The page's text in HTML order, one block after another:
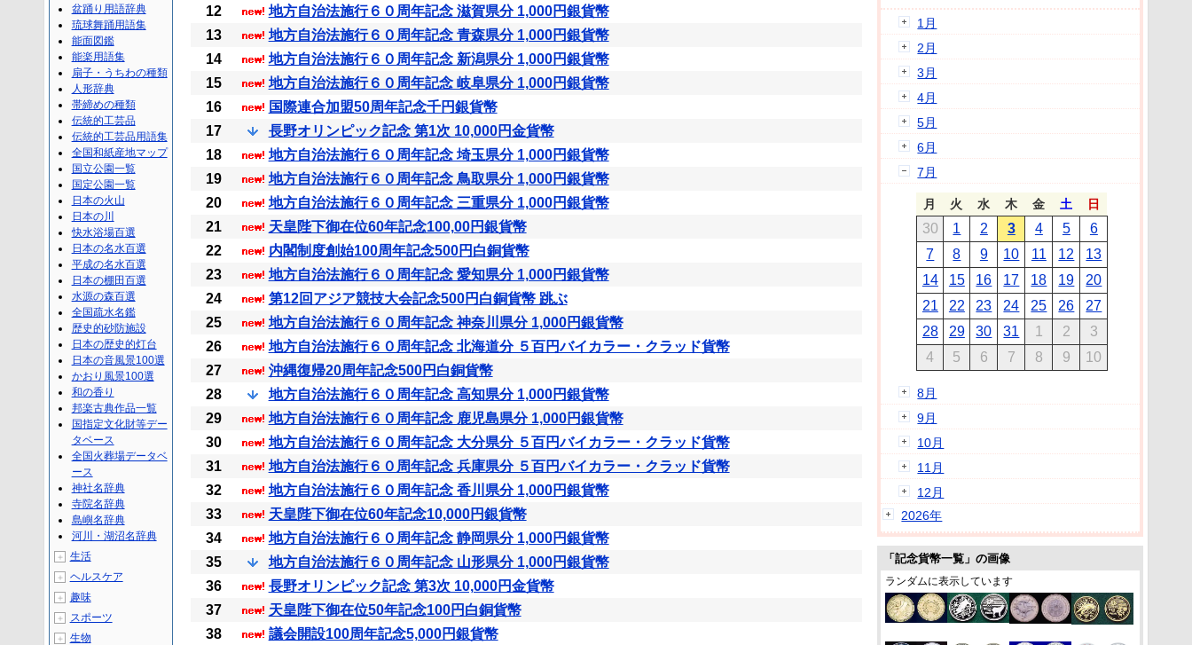
12
地方自治法施行６０周年記念 滋賀県分 1,000円銀貨幣
13
地方自治法施行６０周年記念 青森県分 1,000円銀貨幣
14
地方自治法施行６０周年記念 新潟県分 1,000円銀貨幣
15
地方自治法施行６０周年記念 岐阜県分 1,000円銀貨幣
16
国際連合加盟50周年記念千円銀貨幣
17
長野オリンピック記念 第1次 10,000円金貨幣
18
地方自治法施行６０周年記念 埼玉県分 1,000円銀貨幣
19
地方自治法施行６０周年記念 鳥取県分 1,000円銀貨幣
20
地方自治法施行６０周年記念 三重県分 1,000円銀貨幣
21
天皇陛下御在位60年記念100,00円銀貨幣
22
内閣制度創始100周年記念500円白銅貨幣
23
地方自治法施行６０周年記念 愛知県分 1,000円銀貨幣
24
第12回アジア競技大会記念500円白銅貨幣 跳ぶ
25
地方自治法施行６０周年記念 神奈川県分 1,000円銀貨幣
26
地方自治法施行６０周年記念 北海道分 ５百円バイカラー・クラッド貨幣
27
沖縄復帰20周年記念500円白銅貨幣
28
地方自治法施行６０周年記念 高知県分 1,000円銀貨幣
29
地方自治法施行６０周年記念 鹿児島県分 1,000円銀貨幣
30
地方自治法施行６０周年記念 大分県分 ５百円バイカラー・クラッド貨幣
31
地方自治法施行６０周年記念 兵庫県分 ５百円バイカラー・クラッド貨幣
32
地方自治法施行６０周年記念 香川県分 1,000円銀貨幣
33
天皇陛下御在位60年記念10,000円銀貨幣
34
地方自治法施行６０周年記念 静岡県分 1,000円銀貨幣
35
地方自治法施行６０周年記念 山形県分 1,000円銀貨幣
36
長野オリンピック記念 第3次 10,000円金貨幣
37
天皇陛下御在位50年記念100円白銅貨幣
38
議会開設100周年記念5,000円銀貨幣
盆踊り用語辞典
琉球舞踊用語集
能面図鑑
能楽用語集
扇子・うちわの種類
人形辞典
帯締めの種類
伝統的工芸品
伝統的工芸品用語集
全国和紙産地マップ
国立公園一覧
国定公園一覧
日本の火山
日本の川
快水浴場百選
日本の名水百選
平成の名水百選
日本の棚田百選
水源の森百選
全国疏水名鑑
歴史的砂防施設
日本の歴史的灯台
日本の音風景100選
かおり風景100選
和の香り
邦楽古典作品一覧
国指定文化財等デー
タベース
全国火葬場データベ
ース
神社名辞典
寺院名辞典
島嶼名辞典
河川・湖沼名辞典
＋ 生活
＋ ヘルスケア
＋ 趣味
＋ スポーツ
＋ 生物
1月
2月
3月
4月
5月
6月
7月
月 火 水 木 金 土 日
30 1 2 3 4 5
6
7
8 9 10 11 12
13
14
15 16 17 18 19
20
21
22 23 24 25 26
27
28
29 30 31 1 2
3
4
5 6 7 8 9 10
8月
9月
10月
11月
12月
2026年
「記念貨幣一覧」の画像
ランダムに表示しています